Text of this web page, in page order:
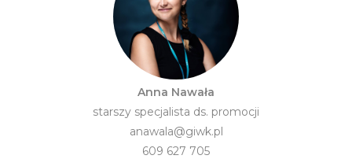
Anna Nawała
starszy specjalista ds. promocji
anawala@giwk.pl
609 627 705